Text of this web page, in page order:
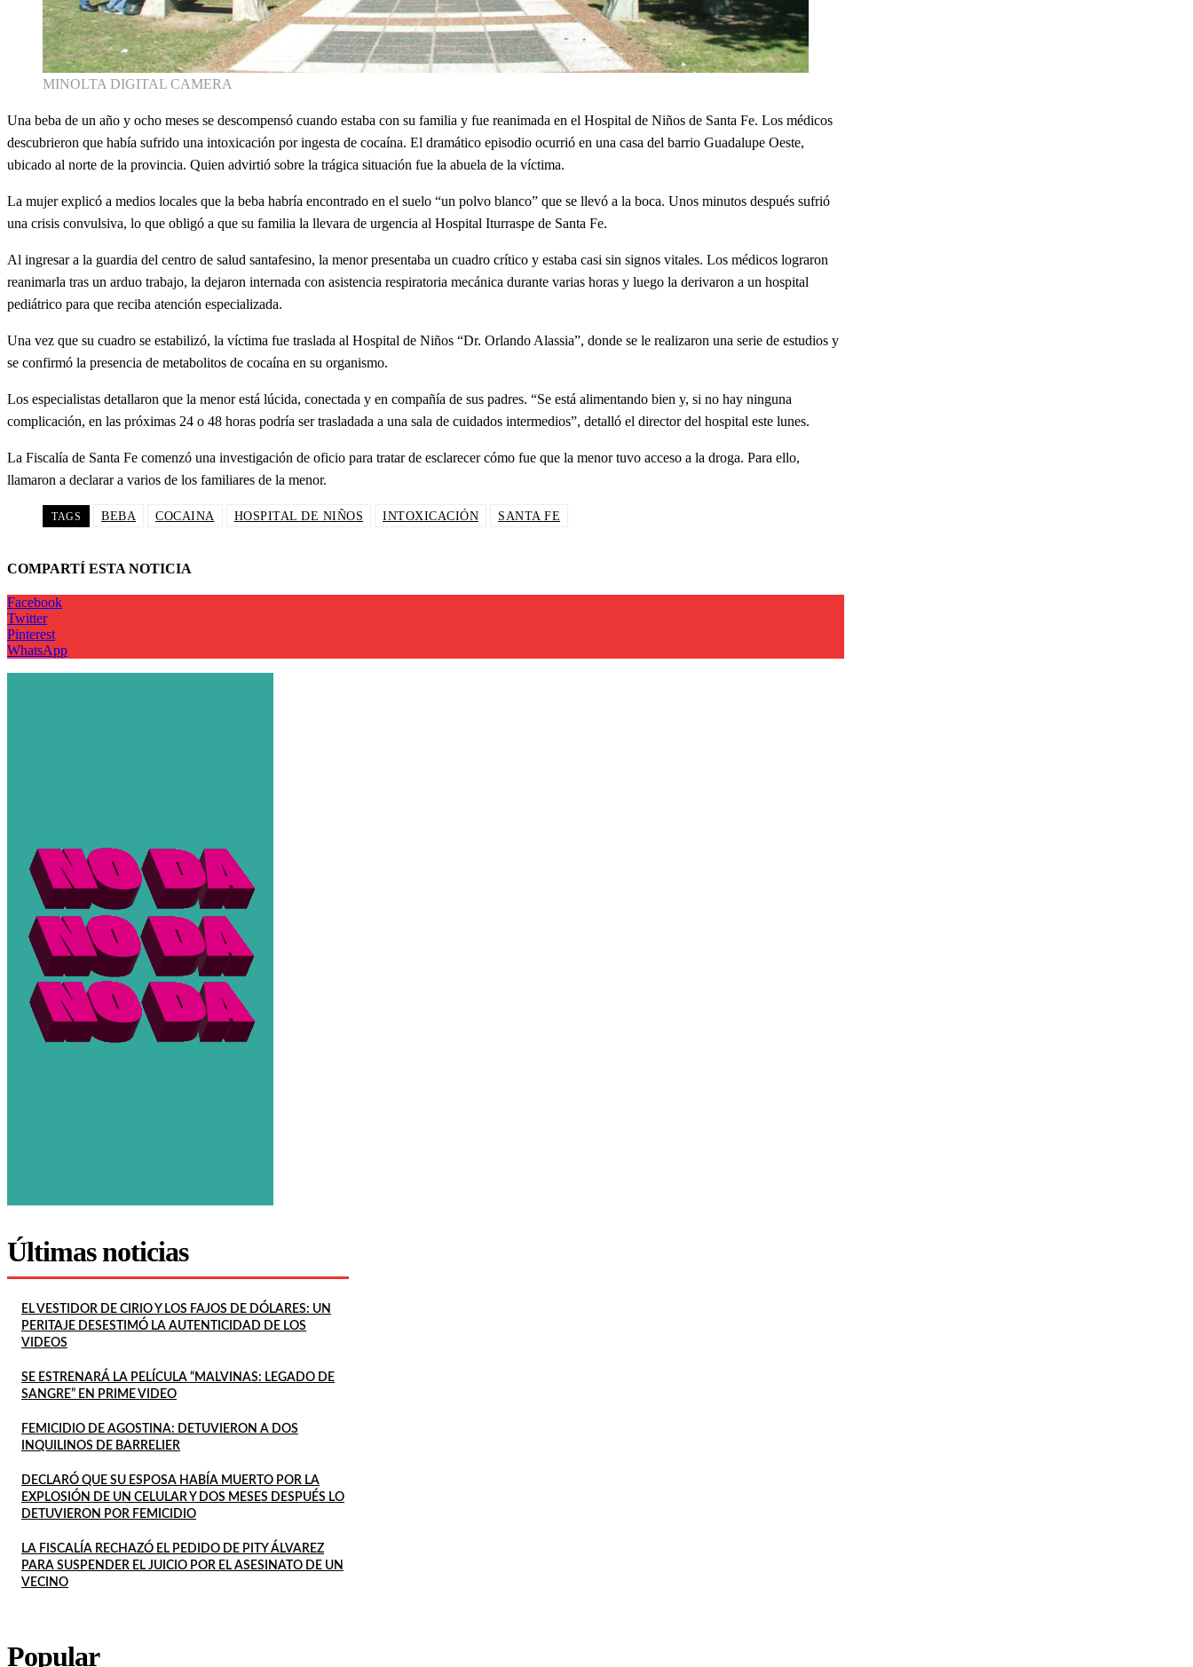
MINOLTA DIGITAL CAMERA
Una beba de un año y ocho meses se descompensó cuando estaba con su familia y fue reanimada en el Hospital de Niños de Santa Fe. Los médicos
descubrieron que había sufrido una intoxicación por ingesta de cocaína. El dramático episodio ocurrió en una casa del barrio Guadalupe Oeste,
ubicado al norte de la provincia. Quien advirtió sobre la trágica situación fue la abuela de la víctima.
La mujer explicó a medios locales que la beba habría encontrado en el suelo “un polvo blanco” que se llevó a la boca. Unos minutos después sufrió
una crisis convulsiva, lo que obligó a que su familia la llevara de urgencia al Hospital Iturraspe de Santa Fe.
Al ingresar a la guardia del centro de salud santafesino, la menor presentaba un cuadro crítico y estaba casi sin signos vitales. Los médicos lograron
reanimarla tras un arduo trabajo, la dejaron internada con asistencia respiratoria mecánica durante varias horas y luego la derivaron a un hospital
pediátrico para que reciba atención especializada.
Una vez que su cuadro se estabilizó, la víctima fue traslada al Hospital de Niños “Dr. Orlando Alassia”, donde se le realizaron una serie de estudios y
se confirmó la presencia de metabolitos de cocaína en su organismo.
Los especialistas detallaron que la menor está lúcida, conectada y en compañía de sus padres. “Se está alimentando bien y, si no hay ninguna
complicación, en las próximas 24 o 48 horas podría ser trasladada a una sala de cuidados intermedios”, detalló el director del hospital este lunes.
La Fiscalía de Santa Fe comenzó una investigación de oficio para tratar de esclarecer cómo fue que la menor tuvo acceso a la droga. Para ello,
llamaron a declarar a varios de los familiares de la menor.
TAGS BEBA COCAINA HOSPITAL DE NIÑOS INTOXICACIÓN SANTA FE
COMPARTÍ ESTA NOTICIA
Facebook
Twitter
Pinterest
WhatsApp
Últimas noticias
EL VESTIDOR DE CIRIO Y LOS FAJOS DE DÓLARES: UN
PERITAJE DESESTIMÓ LA AUTENTICIDAD DE LOS
VIDEOS
SE ESTRENARÁ LA PELÍCULA “MALVINAS: LEGADO DE
SANGRE” EN PRIME VIDEO
FEMICIDIO DE AGOSTINA: DETUVIERON A DOS
INQUILINOS DE BARRELIER
DECLARÓ QUE SU ESPOSA HABÍA MUERTO POR LA
EXPLOSIÓN DE UN CELULAR Y DOS MESES DESPUÉS LO
DETUVIERON POR FEMICIDIO
LA FISCALÍA RECHAZÓ EL PEDIDO DE PITY ÁLVAREZ
PARA SUSPENDER EL JUICIO POR EL ASESINATO DE UN
VECINO
Popular